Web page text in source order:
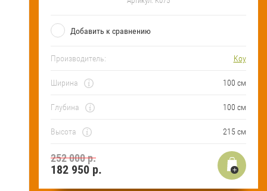
Добавить к сравнению
Производитель: Koy
Ширина 100 см
Глубина 100 см
Высота 215 см
252 000 р.
182 950р.